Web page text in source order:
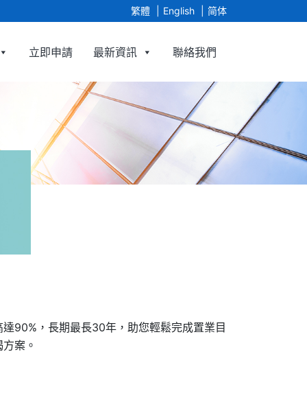
繁體 English 简体
立即申請 最新資訊 聯絡我們
Limited
90%，長期最長30年，助您輕鬆完成置業目
案。